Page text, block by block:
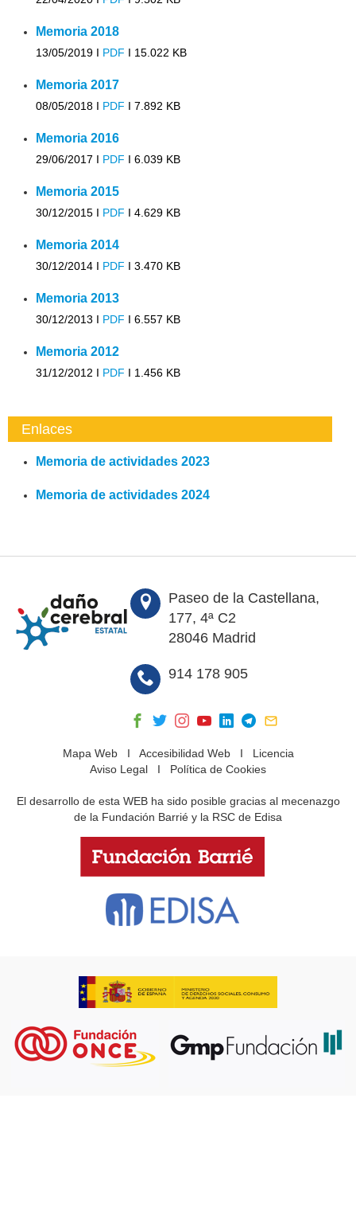
Memoria 2018
13/05/2019 I PDF I 15.022 KB
Memoria 2017
08/05/2018 I PDF I 7.892 KB
Memoria 2016
29/06/2017 I PDF I 6.039 KB
Memoria 2015
30/12/2015 I PDF I 4.629 KB
Memoria 2014
30/12/2014 I PDF I 3.470 KB
Memoria 2013
30/12/2013 I PDF I 6.557 KB
Memoria 2012
31/12/2012 I PDF I 1.456 KB
Enlaces
Memoria de actividades 2023
Memoria de actividades 2024
Paseo de la Castellana,
177, 4ª C2
28046 Madrid
914 178 905
Mapa WebI Accesibilidad WebI Licencia
Aviso Legal I Política de Cookies
El desarrollo de esta WEB ha sido posible gracias al mecenazgo
de la Fundación Barrié y la RSC de Edisa